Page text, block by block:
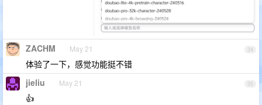
34
ZACHM May 21
体验了一下，感觉功能挺不错
35
jieliu May 21
👍